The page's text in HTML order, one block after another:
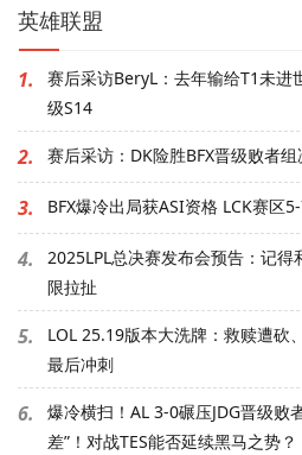
英雄联盟
1.
赛后采访BeryL：去年输给T1未进
级S14
2. 赛后采访：DK险胜BFX晋级败者
3. BFX爆冷出局获ASI资格 LCK赛区
4.
2025LPL总决赛发布会预告：记
限拉扯
5.
LOL 25.19版本大洗牌：救赎遭砍
最后冲刺
6.
爆冷横扫！AL 3-0碾压JDG晋级败
差”！对战TES能否延续黑马之势？